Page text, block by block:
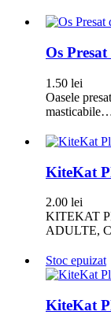
Os
1.50 lei
Oasele
KiteKat
2.00 lei
KITEKAT
ADULTE,
Stoc epuizat
KiteKat